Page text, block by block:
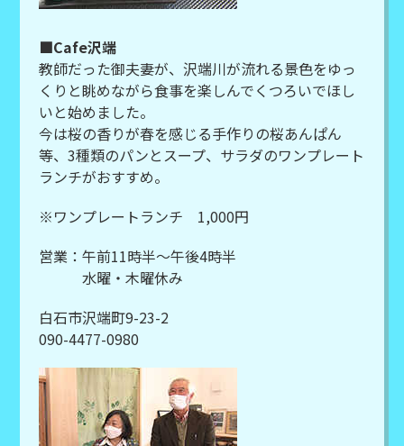
■Cafe沢端
教師だった御夫妻が、沢端川が流れる景色をゆっ
くりと眺めながら食事を楽しんでくつろいでほし
いと始めました。
今は桜の香りが春を感じる手作りの桜あんぱん
等、3種類のパンとスープ、サラダのワンプレート
ランチがおすすめ。
※ワンプレートランチ 1,000円
営業：午前11時半～午後4時半
水曜・木曜休み
白石市沢端町9-23-2
090-4477-0980